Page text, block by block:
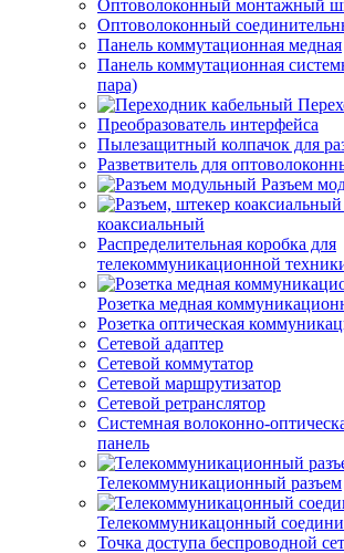
Оптоволоконный монтажный
Оптоволоконный
Панель коммутационная медная
Панель коммутационная
пара)
Преобразователь интерфейса
Пылезащитный колпачок для
Разветвитель для
Разъем
коаксиальный
Распределительная коробка для
телекоммуникационной
Розетка медная
Розетка оптическая
Сетевой адаптер
Сетевой коммутатор
Сетевой маршрутизатор
Сетевой ретранслятор
Системная волоконно-
панель
Телекоммуникационный разъем
Телекоммуникацонный
Точка доступа беспроводной